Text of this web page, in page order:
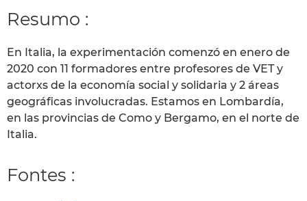
Resumo :
En Italia, la experimentación comenzó en enero de
2020 con 11 formadores entre profesores de VET y
actorxs de la economía social y solidaria y 2 áreas
geográficas involucradas. Estamos en Lombardía,
en las provincias de Como y Bergamo, en el norte de
Italia.
Fontes :